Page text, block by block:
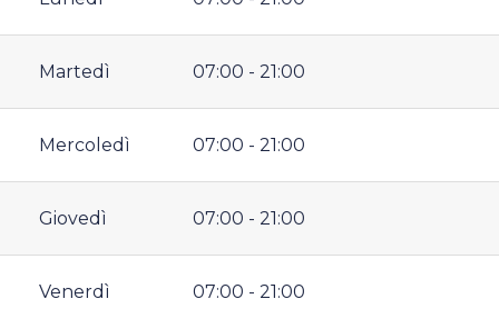
Martedì 07:00 - 21:00
Mercoledì 07:00 - 21:00
Giovedì 07:00 - 21:00
Venerdì 07:00 - 21:00